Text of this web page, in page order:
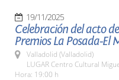
19/11/2025
Celebración del acto
Premios La Posada-El
Valladolid (Valladolid)
LUGAR Centro Cultural
Hora: 19:00 h